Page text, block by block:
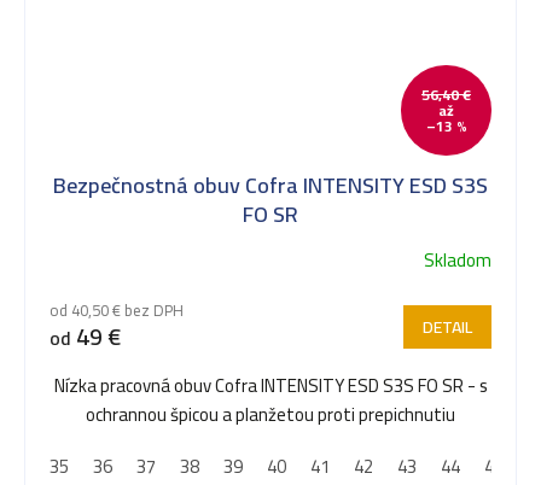
56,40 €
až
–13 %
Bezpečnostná obuv Cofra INTENSITY ESD S3S
FO SR
Skladom
od 40,50 € bez DPH
od 49 € DETAIL
Nízka pracovná obuv Cofra INTENSITY ESD S3S FO SR - s
ochrannou špicou a planžetou proti prepichnutiu
35
36 37 38 39 40 41 42 43 44 45